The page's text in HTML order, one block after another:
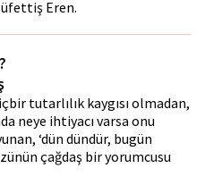
Eren.
tutarlılık kaygısı olmadan,
neye ihtiyacı varsa onu
‘dün dündür, bugün
çağdaş bir yorumcusu